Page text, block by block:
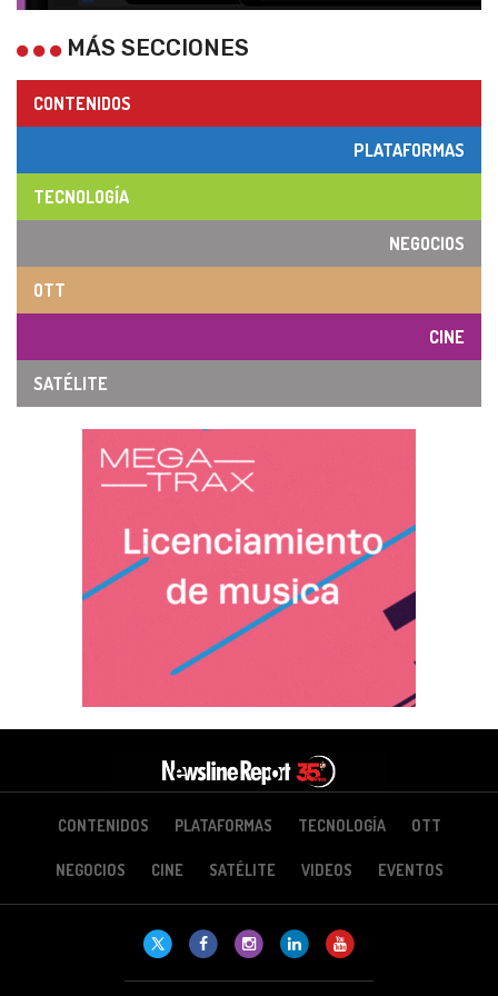
MÁS SECCIONES
CONTENIDOS
PLATAFORMAS
TECNOLOGÍA
NEGOCIOS
OTT
CINE
SATÉLITE
CONTENIDOS PLATAFORMAS TECNOLOGÍA OTT
NEGOCIOS CINE SATÉLITE VIDEOS EVENTOS